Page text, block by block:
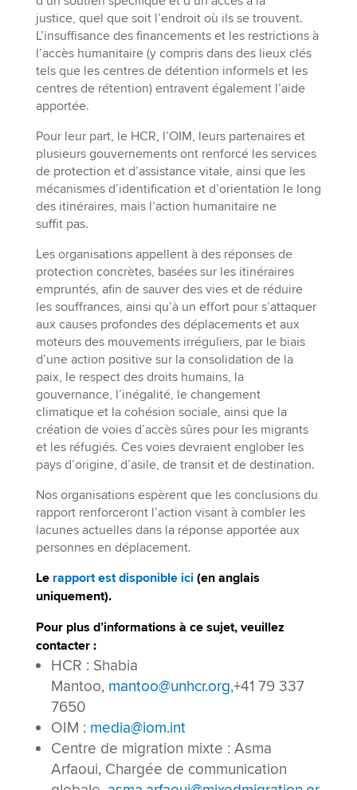
justice, quel que soit l’endroit où ils se trouvent.
L’insuffisance des financements et les restrictions à
l’accès humanitaire (y compris dans des lieux clés
tels que les centres de détention informels et les
centres de rétention) entravent également l’aide
apportée.
Pour leur part, le HCR, l’OIM, leurs partenaires et
plusieurs gouvernements ont renforcé les services
de protection et d’assistance vitale, ainsi que les
mécanismes d’identification et d’orientation le long
des itinéraires, mais l’action humanitaire ne
suffit pas.
Les organisations appellent à des réponses de
protection concrètes, basées sur les itinéraires
empruntés, afin de sauver des vies et de réduire
les souffrances, ainsi qu’à un effort pour s’attaquer
aux causes profondes des déplacements et aux
moteurs des mouvements irréguliers, par le biais
d’une action positive sur la consolidation de la
paix, le respect des droits humains, la
gouvernance, l’inégalité, le changement
climatique et la cohésion sociale, ainsi que la
création de voies d’accès sûres pour les migrants
et les réfugiés. Ces voies devraient englober les
pays d’origine, d’asile, de transit et de destination.
Nos organisations espèrent que les conclusions du
rapport renforceront l’action visant à combler les
lacunes actuelles dans la réponse apportée aux
personnes en déplacement.
Le rapport est disponible ici(en anglais
uniquement).
Pour plus d’informations à ce sujet, veuillez
contacter :
HCR : Shabia
Mantoo, mantoo@unhcr.org,+41 79 337
7650
OIM : media@iom.int
Centre de migration mixte : Asma
Arfaoui, Chargée de communication